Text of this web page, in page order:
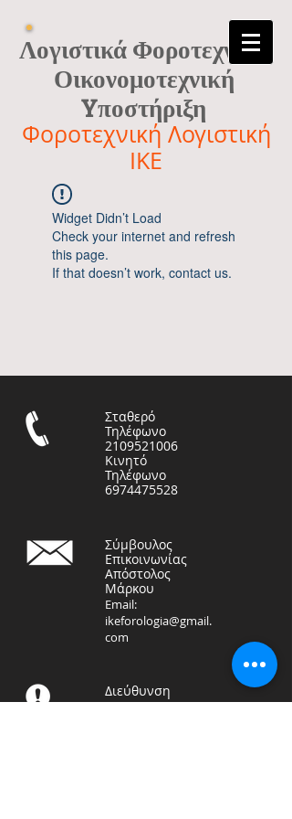
Λογιστικά Φοροτεχνικά
Οικονομοτεχνική
Yποστήριξη
Φοροτεχνική Λογιστική
ΙΚΕ
Widget Didn’t Load
Check your internet and refresh
this page.
If that doesn’t work, contact us.
Σταθερό
Τηλέφωνο
2109521006
Κινητό
Τηλέφωνο
6974475528
Σύμβουλος
Επικοινωνίας
Απόστολος
Μάρκου
Email:
ikeforologia@gmail.
com
Διεύθυνση
ΦΟΡΟΤΕΧΝΙΚΗ ΛΟΓΙΣΤΙΚΗ